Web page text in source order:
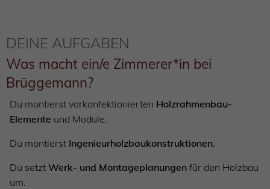
DEINE AUFGABEN
Was macht ein/e Zimmerer*in bei
Brüggemann?
Du montierst vorkonfektionierten Holzrahmenbau-
Elemente und Module.
Du montierst Ingenieurholzbaukonstruktionen.
Du setzt Werk- und Montageplanungen für den Holzbau
um.